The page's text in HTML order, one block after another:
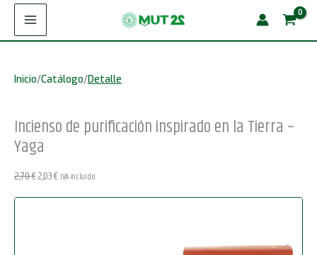
Inicio/Catálogo/Detalle
Incienso de purificación inspirado en la Tierra –
Yaga
2,70€El
precio
2,03€El
precio
IVA incluido
¡Oferta!purificación
inspirado
la
-
Yaga
cantidad